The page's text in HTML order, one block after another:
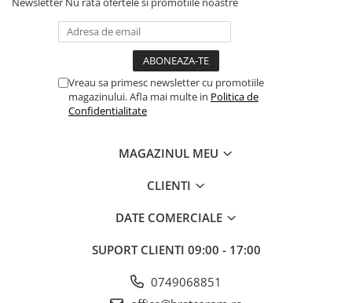
Vreau sa primesc newsletter cu promotiile
magazinului. Afla mai multe in Politica de
Confidentialitate
MAGAZINUL MEU
CLIENTI
DATE COMERCIALE
SUPORT CLIENTI 09:00 - 17:00
0749068851